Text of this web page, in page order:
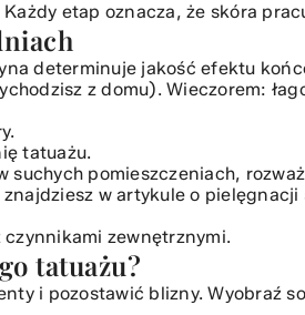
etap oznacza, że skóra
determinuje jakość efektu
z domu). Wieczorem:
tatuażu.
pomieszczeniach,
w artykule o pielęgnacji
zewnętrznymi.
tatuażu?
i pozostawić blizny. Wyobraź